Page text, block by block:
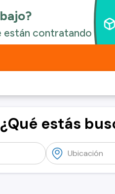
¿Qué estás